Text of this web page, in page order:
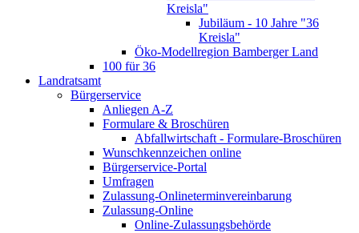
Kreisla"
Jubiläum - 10 Jahre "36
Kreisla"
Öko-Modellregion Bamberger Land
100 für 36
Landratsamt
Bürgerservice
Anliegen A-Z
Formulare & Broschüren
Abfallwirtschaft - Formulare-Broschüren
Wunschkennzeichen online
Bürgerservice-Portal
Umfragen
Zulassung-Onlineterminvereinbarung
Zulassung-Online
Online-Zulassungsbehörde